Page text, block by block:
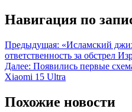
Навигация по
Предыдущая: «Исламский
ответственность за обстрел
Далее: Появились первые
Xiaomi 15 Ultra
Похожие новости